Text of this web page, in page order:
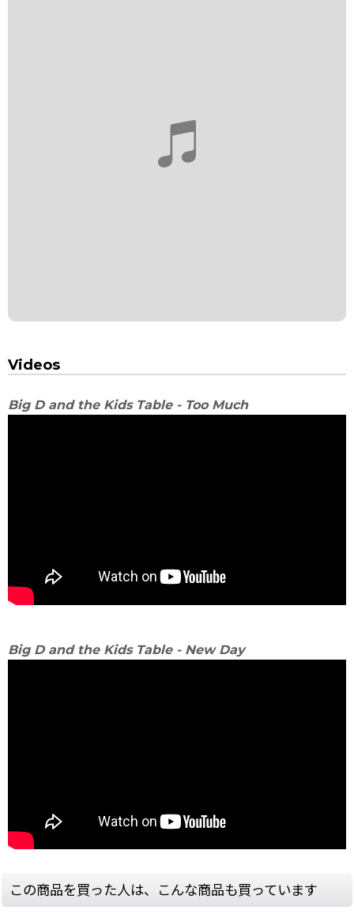
Videos
Big D and the Kids Table - Too Much
Big D and the Kids Table - New Day
この商品を買った人は、こんな商品も買っています